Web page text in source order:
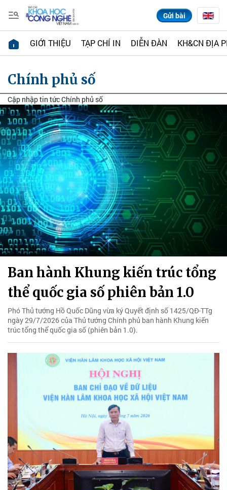
Gửi bài
GIỚI THIỆU TẠP CHÍ IN DIỄN ĐÀN KH&CN ĐỊA
Chính phủ số
Cập nhập tin tức Chính phủ số
Ban hành Khung kiến trúc tổng
thể quốc gia số phiên bản 1.0
Phó Thủ tướng Hồ Quốc Dũng vừa ký Quyết định số 1425/QĐ-TTg
ngày 29/7/2026 của Thủ tướng Chính phủ ban hành Khung kiến
trúc tổng thể quốc gia số (phiên bản 1.0).